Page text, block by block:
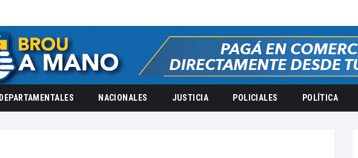
DEPARTAMENTALES NACIONALES JUSTICIA POLICIALES POLÍTICA